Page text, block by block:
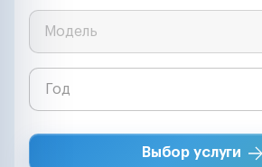
Модель
Выбор услуги